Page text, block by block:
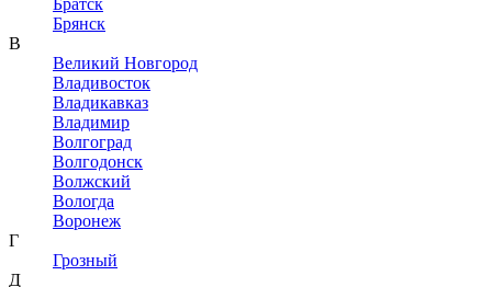
Братск
Брянск
В
Великий Новгород
Владивосток
Владикавказ
Владимир
Волгоград
Волгодонск
Волжский
Вологда
Воронеж
Г
Грозный
Д